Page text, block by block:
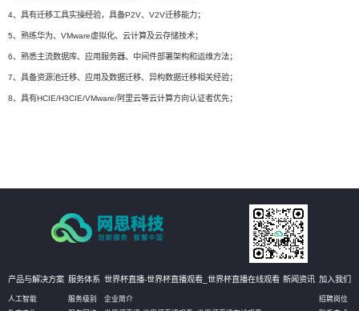
4、具有迁移工具实操经验，具备P2V、V2V迁移能力；
5、熟练华为、VMware虚拟化、云计算及云存储技术；
6、熟悉主流数据库、应用服务器、中间件部署架构和运维方法；
7、具备资源池迁移、应用及数据迁移、异构数据迁移相关经验；
8、具有HCIE/H3CIE/VMware/阿里云等云计算方向认证者优先；
产品与解决方案
人工智能
服务体系
服务级别
世界杯直播-世界杯直播观看_世界杯直播在线观看
企业简介
新闻资讯 加入我们
招聘岗位